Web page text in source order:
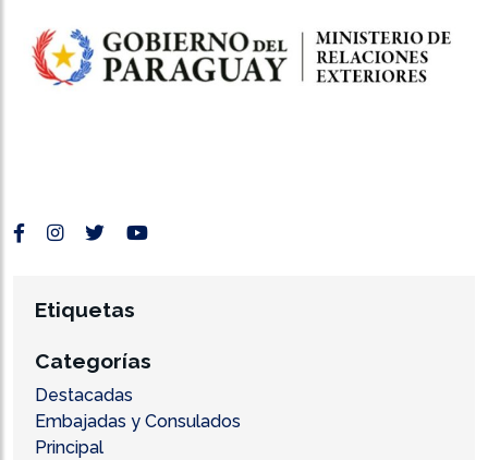
Etiquetas
Categorías
Destacadas
Embajadas y Consulados
Principal